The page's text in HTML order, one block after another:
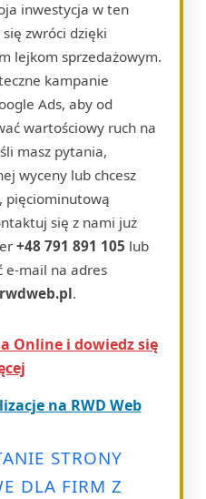
inwestycja w ten
zwróci dzięki
lejkom sprzedażowym.
kampanie
Ads, aby od
wartościowy ruch na
masz pytania,
wyceny lub chcesz
pięciominutową
się z nami już
+48 791 891 105 lub
e-mail na adres
.
Online i dowiedz się
na RWD Web
STRONY
DLA FIRM Z